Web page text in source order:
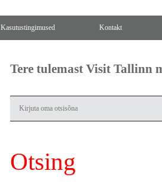
Kasutustingimused Kontakt
Tere tulemast Visit Tallinn
Otsing